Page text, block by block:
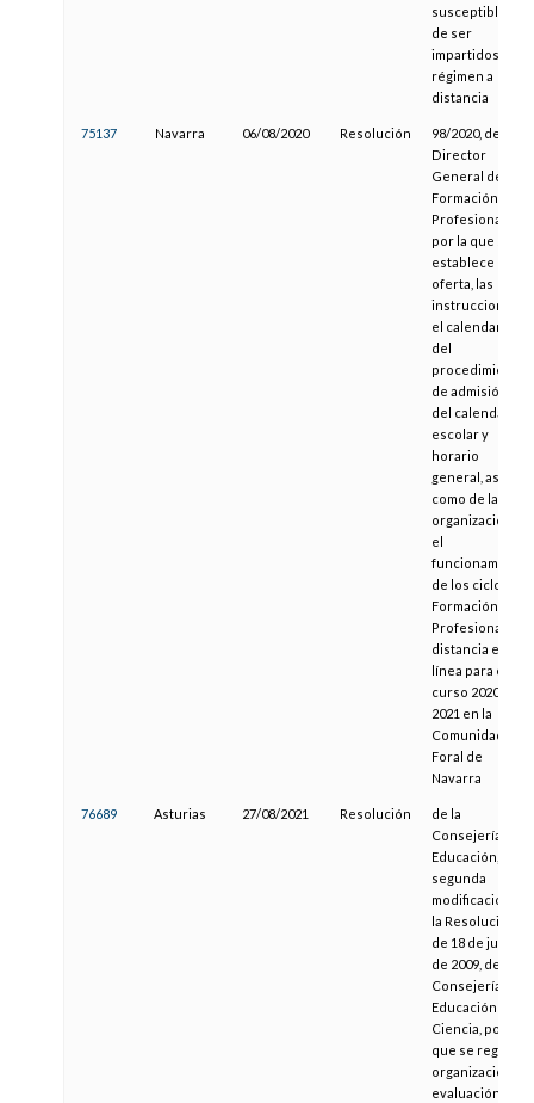
susceptibles
de ser
impartidos en
régimen a
distancia
75137 Navarra 06/08/2020 Resolución
98/2020, del
Director
General de
Formación
Profesional,
por la que se
establece la
oferta, las
instrucciones y
el calendario
del
procedimiento
de admisión,
del calendario
escolar y
horario
general, así
como de la
organización y
el
funcionamiento
de los ciclos de
Formación
Profesional a
distancia en
línea para el
curso 2020-
2021 en la
Comunidad
Foral de
Navarra
76689 Asturias 27/08/2021 Resolución
de la
Consejería de
Educación, de
segunda
modificación de
la Resolución
de 18 de junio
de 2009, de la
Consejería de
Educación y
Ciencia, por la
que se regula la
organización y
evaluación de